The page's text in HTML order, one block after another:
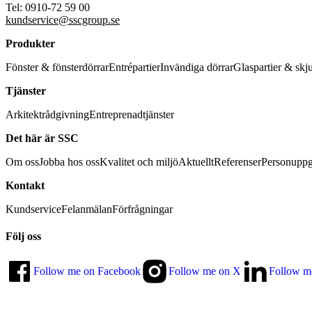
Tel: 0910-72 59 00
kundservice@sscgroup.se
Produkter
Fönster & fönsterdörrarEntrépartierInvändiga dörrarGlaspartier &
Tjänster
ArkitektrådgivningEntreprenadtjänster
Det här är SSC
Om ossJobba hos ossKvalitet och miljöAktuelltReferenser
Kontakt
KundserviceFelanmälanFörfrågningar
Följ oss
Follow me on Facebook Follow me on X Follow